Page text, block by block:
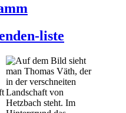
liste